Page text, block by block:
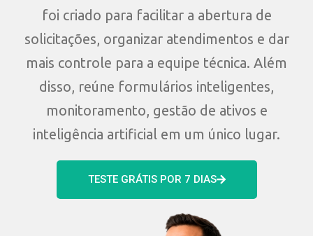
foi criado para facilitar a abertura de
solicitações, organizar atendimentos e dar
mais controle para a equipe técnica. Além
disso, reúne formulários inteligentes,
monitoramento, gestão de ativos e
inteligência artificial em um único lugar.
TESTE GRÁTIS POR 7 DIAS